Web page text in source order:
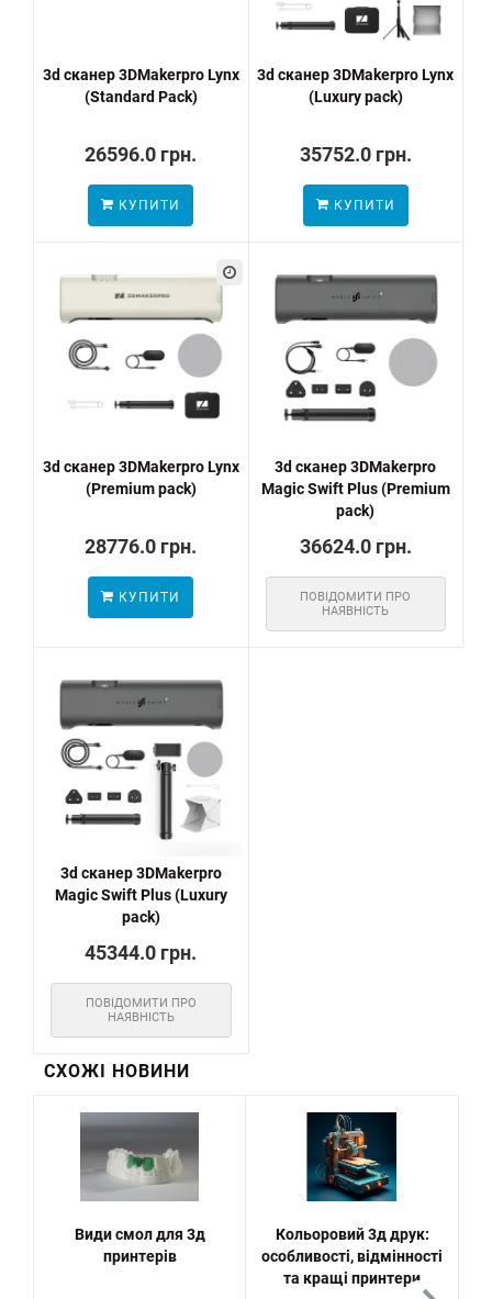
3d сканер 3DMakerpro Lynx
(Standard Pack)
26596.0 грн.
КУПИТИ
3d сканер 3DMakerpro Lynx
(Luxury pack)
35752.0 грн.
КУПИТИ
3d сканер 3DMakerpro Lynx
(Premium pack)
28776.0 грн.
КУПИТИ
3d сканер 3DMakerpro
Magic Swift Plus (Premium
pack)
36624.0 грн.
ПОВІДОМИТИ ПРО
НАЯВНІСТЬ
3d сканер 3DMakerpro
Magic Swift Plus (Luxury
pack)
45344.0 грн.
ПОВІДОМИТИ ПРО
НАЯВНІСТЬ
СХОЖІ НОВИНИ
Види смол для 3д
принтерів
Кольоровий 3д друк:
особливості, відмінності
та кращі принтери